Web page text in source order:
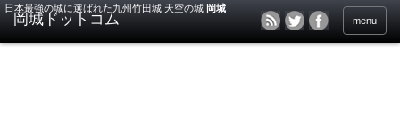
日本最強の城に選ばれた九州竹田城 天空の城 岡城
menu